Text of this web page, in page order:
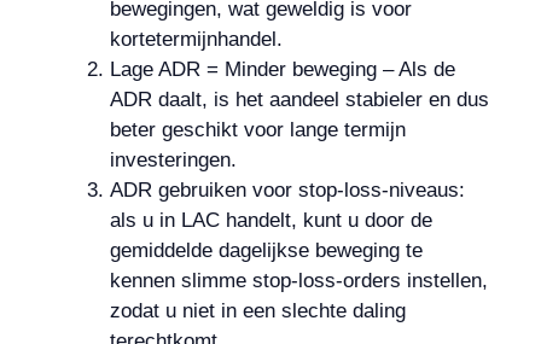
bewegingen, wat geweldig is voor
kortetermijnhandel.
Lage ADR = Minder beweging – Als de
ADR daalt, is het aandeel stabieler en dus
beter geschikt voor lange termijn
investeringen.
ADR gebruiken voor stop-loss-niveaus:
als u in LAC handelt, kunt u door de
gemiddelde dagelijkse beweging te
kennen slimme stop-loss-orders instellen,
zodat u niet in een slechte daling